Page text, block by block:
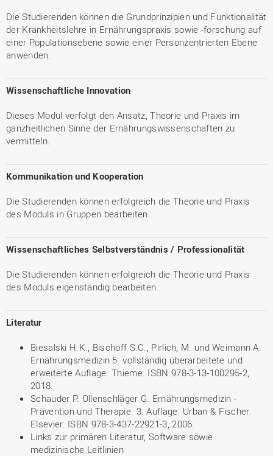
Die Studierenden können die Grundprinzipien und Funktionalität
der Krankheitslehre in Ernährungspraxis sowie -forschung auf
einer Populationsebene sowie einer Personzentrierten Ebene
anwenden.
Wissenschaftliche Innovation
Dieses Modul verfolgt den Ansatz, Theorie und Praxis im
ganzheitlichen Sinne der Ernährungswissenschaften zu
vermitteln.
Kommunikation und Kooperation
Die Studierenden können erfolgreich die Theorie und Praxis
des Moduls in Gruppen bearbeiten.
Wissenschaftliches Selbstverständnis / Professionalität
Die Studierenden können erfolgreich die Theorie und Praxis
des Moduls eigenständig bearbeiten.
Literatur
Biesalski H.K., Bischoff S.C., Pirlich, M. und Weimann A.
Ernährungsmedizin 5. vollständig überarbeitete und
erweiterte Auflage. Thieme. ISBN 978-3-13-100295-2,
2018.
Schauder P. Ollenschläger G. Ernährungsmedizin -
Prävention und Therapie. 3. Auflage. Urban & Fischer.
Elsevier. ISBN 978-3-437-22921-3, 2006.
Links zur primären Literatur, Software sowie
medizinische Leitlinien